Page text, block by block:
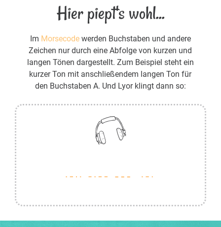
Hier piept's wohl...
Im Morsecodewerden Buchstaben und andere
Zeichen nur durch eine Abfolge von kurzen und
langen Tönen dargestellt. Zum Beispiel steht ein
kurzer Ton mit anschließendem langen Ton für
den Buchstaben A. Und Lyor klingt dann so: